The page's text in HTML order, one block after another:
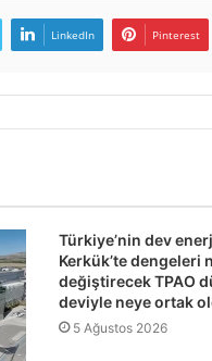
LinkedIn Pinterest
Türkiye’nin dev
Kerkük’te dengeleri
değiştirecek TPAO
deviyle neye ortak
5 Ağustos 2026